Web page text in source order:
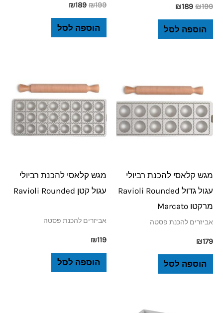
₪199
₪189
הוספה לסל
₪199
₪189
הוספה לסל
מגש קלאסי להכנת רביולי
עגול גדול Ravioli Rounded
מרקטו Marcato
אביזרים להכנת פסטה
₪179
הוספה לסל
מגש קלאסי להכנת רביולי
עגול קטן Ravioli Rounded
אביזרים להכנת פסטה
₪119
הוספה לסל